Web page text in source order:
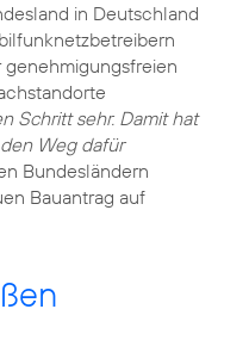
in Deutschland
Schritt sehr. Damit hat
Weg dafür
Bundesländern
Bauantrag auf